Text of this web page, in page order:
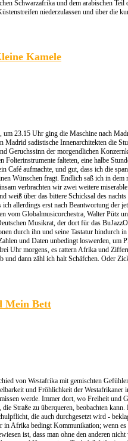
Schwarzafrika und dem arabischen
niederzulassen und über die
Kamele
23.15 Uhr ging die Maschine nach
Madrid sadistische Innenarchitekten die
Geruchssinn der morgendlichen
Folterinstrumente falteten, eine halbe
Café aufmachte, und gut, dass ich die
Wünschen fragt. Endlich saß ich in
verbrachten wir zwei weitere
weiß über das bittere Schicksal des
allerdings erst nach Beantwortung der
vom Globalmusicorchestra, Walter
Musikrat, der dort für das
durch ihn und seine Tastatur hindurch
und Daten unbedingt loswerden,
Uhr morgens, es rattern Afrika und
und dann zähl ich halt Schäfchen. Oder
Mein Bett
von Westafrika mit gemischten
und Fröhlichkeit der
werde. Immer dort, wo Freiheit und
Straße zu überqueren, beobachten
die auch durchgesetzt wird -
Afrika bedingt Kommunikation; wenn
ist, dass man ohne den anderen